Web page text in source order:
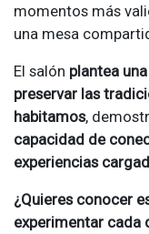
momentos más
una mesa
El salón plantea
preservar las
habitamos,
capacidad de
experiencias
¿Quieres conocer
experimentar cada